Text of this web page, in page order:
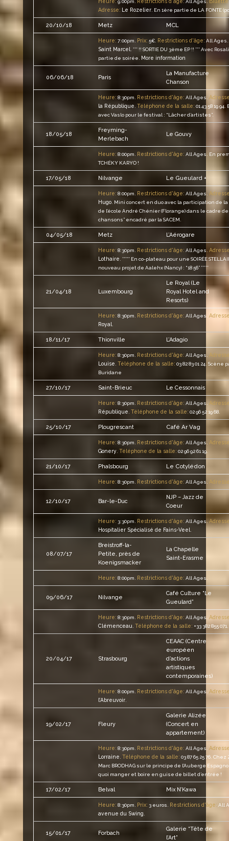
9:00pm. All Ages.
Adresse: Le Rozelier. En 1ère partie de LA FONTE
20/10/18 Metz MCL
Heure: 7:00pm. Prix: 5€. Restrictions d'âge: All Ages.
Saint Marcel *** !! SORTIE DU 3ème EP !! *** Avec
partie de soirée.
More information
06/06/18 Paris
La Manufacture
Chanson
Heure: 8:30pm. Restrictions d'âge: All Ages.
la République Téléphone de la salle: 01 43 58 19 94.
avec Vaslo pour le festival : “Lâcher d’artistes”.
18/05/18
Freyming-
Merlebach
Le Gouvy
Heure: 8:00pm. Restrictions d'âge: All Ages.
En
TCHÉKY KARYO !
17/05/18 Nilvange Le Gueulard +
Heure: 8:00pm. Restrictions d'âge: All Ages.
Hugo. Mini concert en duo avec la participation de la
de l’école André Chénier (Florange) dans le cadre de
chansons” encadré par la SACEM.
04/05/18 Metz L’Aérogare
Heure: 8:30pm. Restrictions d'âge: All Ages.
Lothaire ***** En co-plateau pour une SOIRÉE
nouveau projet de Aalehx (Nancy) : “18 56” *****
21/04/18 Luxembourg
Le Royal (Le
Royal Hotel and
Resorts)
Heure: 8:30pm. Restrictions d'âge: All Ages.
Royal
18/11/17 Thionville L’Adagio
Heure: 8:30pm. Restrictions d'âge: All Ages.
Louise Téléphone de la salle: 03 82 83 01 24. Scène
Buridane
27/10/17 Saint-Brieuc Le Cessonnais
Heure: 8:30pm. Restrictions d'âge: All Ages.
République Téléphone de la salle: 02 96 52 19 68.
25/10/17 Plougrescant Café Ar Vag
Heure: 8:30pm. Restrictions d'âge: All Ages.
Gonery. Téléphone de la salle: 02 96 92 61 19.
21/10/17 Phalsbourg Le Cotylédon
Heure: 8:30pm. Restrictions d'âge: All Ages.
12/10/17 Bar-le-Duc
NJP – Jazz de
Coeur
Heure: 3:30pm. Restrictions d'âge: All Ages.
Hospitalier Spécialisé de Fains-Veel
08/07/17
Breistroff-la-
Petite, près de
Koenigsmacker
La Chapelle
Saint-Erasme
Heure: 8:00pm. Restrictions d'âge: All Ages.
09/06/17 Nilvange
Café Culture “Le
Gueulard”
Heure: 8:30pm. Restrictions d'âge: All Ages.
Clémenceau Téléphone de la salle: +33 382 855 071.
20/04/17 Strasbourg
CEAAC (Centre
européen
d’actions
artistiques
contemporaines)
Heure: 8:00pm. Restrictions d'âge: All Ages.
l’Abreuvoir.
19/02/17 Fleury
Galerie Alizée
(Concert en
appartement)
Heure: 8:30pm. Restrictions d'âge: All Ages.
Lorraine Téléphone de la salle: 03 87 65 25 76. Chez
Marc BRODHAG sur le principe de l’Auberge
quoi manger et boire en guise de billet d’entrée !
17/02/17 Belval Mix N’Kawa
Heure: 8:30pm. Prix: 3 euros. Restrictions d'âge: All
avenue du Swing
15/01/17 Forbach
Galerie “Tête de
l’Art”